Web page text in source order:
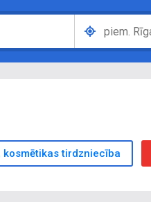
kosmētikas tirdzniecība